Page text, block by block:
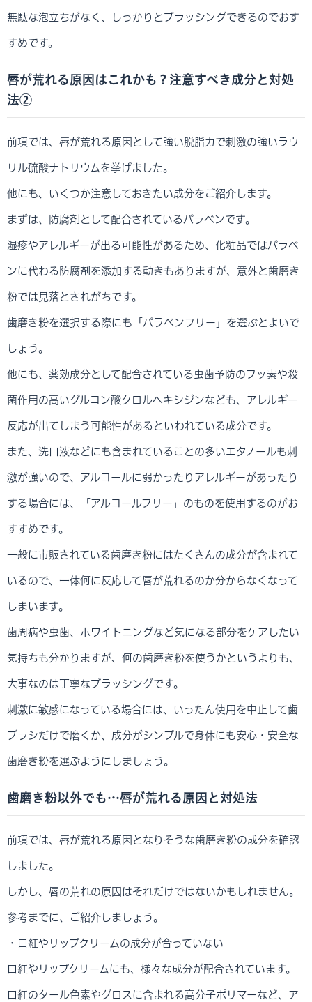
無駄な泡立ちがなく、しっかりとブラッシングできるのでおす
すめです。
唇が荒れる原因はこれかも？注意すべき成分と対処
法②
前項では、唇が荒れる原因として強い脱脂力で刺激の強いラウ
リル硫酸ナトリウムを挙げました。
他にも、いくつか注意しておきたい成分をご紹介します。
まずは、防腐剤として配合されているパラベンです。
湿疹やアレルギーが出る可能性があるため、化粧品ではパラベ
ンに代わる防腐剤を添加する動きもありますが、意外と歯磨き
粉では見落とされがちです。
歯磨き粉を選択する際にも「パラベンフリー」を選ぶとよいで
しょう。
他にも、薬効成分として配合されている虫歯予防のフッ素や殺
菌作用の高いグルコン酸クロルヘキシジンなども、アレルギー
反応が出てしまう可能性があるといわれている成分です。
また、洗口液などにも含まれていることの多いエタノールも刺
激が強いので、アルコールに弱かったりアレルギーがあったり
する場合には、「アルコールフリー」のものを使用するのがお
すすめです。
一般に市販されている歯磨き粉にはたくさんの成分が含まれて
いるので、一体何に反応して唇が荒れるのか分からなくなって
しまいます。
歯周病や虫歯、ホワイトニングなど気になる部分をケアしたい
気持ちも分かりますが、何の歯磨き粉を使うかというよりも、
大事なのは丁寧なブラッシングです。
刺激に敏感になっている場合には、いったん使用を中止して歯
ブラシだけで磨くか、成分がシンプルで身体にも安心・安全な
歯磨き粉を選ぶようにしましょう。
歯磨き粉以外でも…唇が荒れる原因と対処法
前項では、唇が荒れる原因となりそうな歯磨き粉の成分を確認
しました。
しかし、唇の荒れの原因はそれだけではないかもしれません。
参考までに、ご紹介しましょう。
・口紅やリップクリームの成分が合っていない
口紅やリップクリームにも、様々な成分が配合されています。
口紅のタール色素やグロスに含まれる高分子ポリマーなど、ア